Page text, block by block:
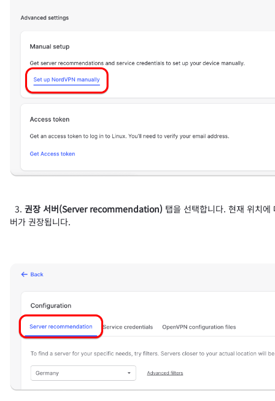
3. 권장 서버(Server recommendation) 탭을 선택합니다. 현재 위치에
버가 권장됩니다.